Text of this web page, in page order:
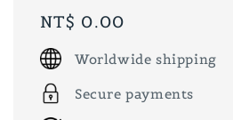
Regular
price
NT$ 0.00
Worldwide shipping
Secure payments